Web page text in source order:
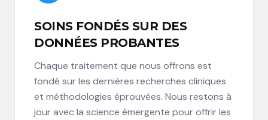
SOINS FONDÉS SUR DES
DONNÉES PROBANTES
Chaque traitement que nous offrons est
fondé sur les dernières recherches cliniques
et méthodologies éprouvées. Nous restons à
jour avec la science émergente pour offrir les